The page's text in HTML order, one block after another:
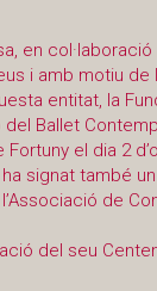
en
i amb motiu de
entitat, la
del Ballet
Fortuny el dia 2
signat també
de
del seu